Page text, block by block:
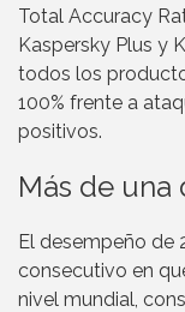
Total Accuracy
Kaspersky Plus y
todos los
100% frente a
positivos.
Más de una
El desempeño de
consecutivo en
nivel mundial,